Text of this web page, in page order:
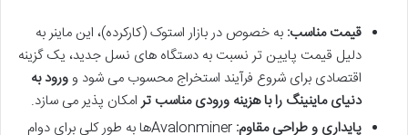
قیمت مناسب: به خصوص در بازار استوک (کارکرده)، این ماینر به
دلیل قیمت پایین تر نسبت به دستگاه های نسل جدید، یک گزینه
اقتصادی برای شروع فرآیند استخراج محسوب می شود و ورود به
دنیای ماینینگ را با هزینه ورودی مناسب تر امکان پذیر می سازد.
پایداری و طراحی مقاوم:
Avalonminerها به طور کلی برای دوام